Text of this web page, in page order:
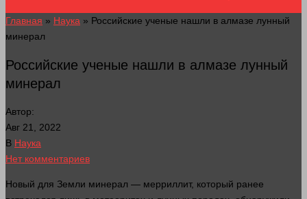
Главная » Наука » Российские ученые нашли в алмазе лунный
минерал
Российские ученые нашли в алмазе лунный
минерал
Автор:
Авг 21, 2022
В Наука
Нет комментариев
Новый для Земли минерал — мерриллит, который ранее